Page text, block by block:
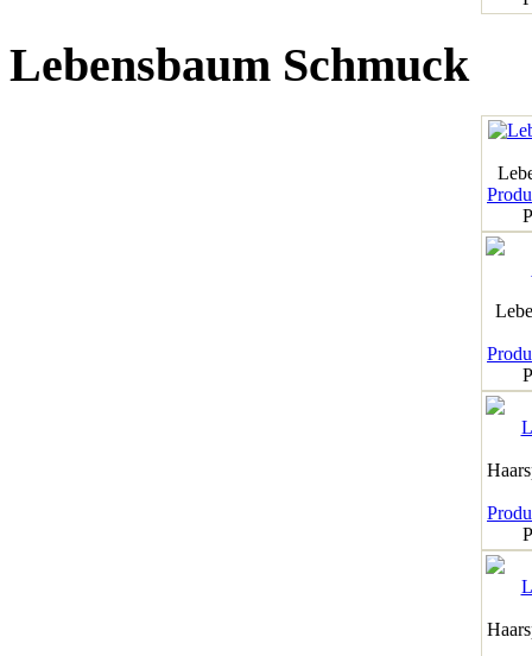
Lebensbaum Schmuck